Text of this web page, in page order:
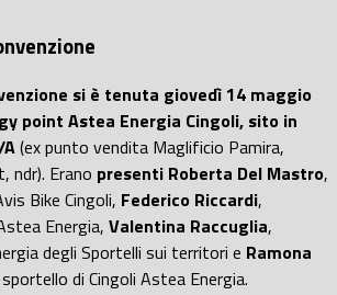
si è tenuta giovedì 14 maggio
point Astea Energia Cingoli, sito in
(ex punto vendita Maglificio Pamira,
ndr). Erano presenti Roberta Del Mastro,
Bike Cingoli, Federico Riccardi,
Energia, Valentina Raccuglia,
degli Sportelli sui territori e Ramona
di Cingoli Astea Energia.